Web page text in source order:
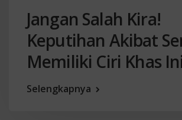
Jangan Salah Kira!
Keputihan Akibat
Memiliki Ciri Khas Ini
Selengkapnya